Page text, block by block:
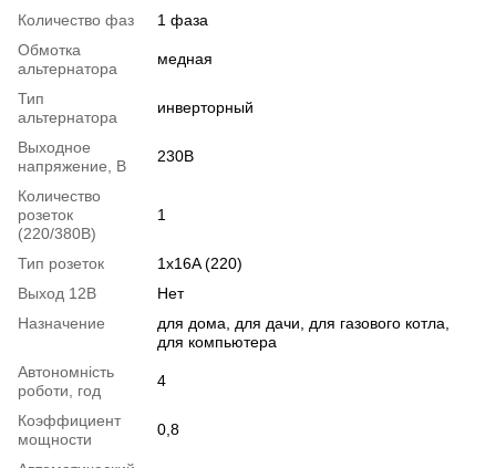
Количество фаз
1 фаза
Обмотка
альтернатора
медная
Тип
альтернатора
инверторный
Выходное
напряжение, В
230В
Количество
розеток
(220/380В)
1
Тип розеток
1x16A (220)
Выход 12В
Нет
Назначение
для дома, для дачи, для газового котла,
для компьютера
Автономність
роботи, год
4
Коэффициент
мощности
0,8